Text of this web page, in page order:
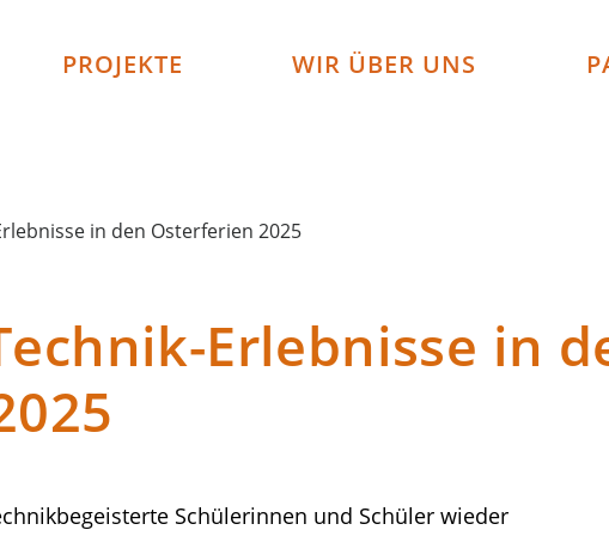
PROJEKTE WIR ÜBER UNS
in den Osterferien 2025
Erlebnisse in
Schülerinnen und Schüler wieder